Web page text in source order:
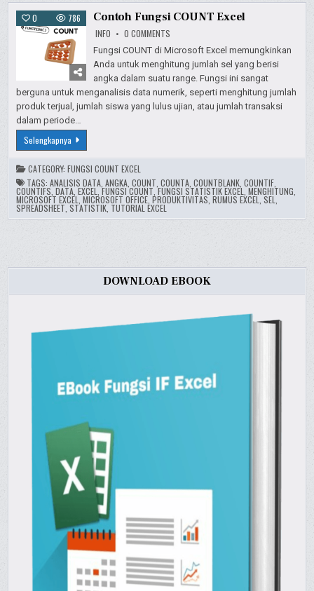
0 786 Contoh Fungsi COUNT Excel
INFO 0 COMMENTS
FUNGSI
EXCEL
Fungsi COUNT di Microsoft Excel memungkinkan
Anda untuk menghitung jumlah sel yang berisi
angka dalam suatu range. Fungsi ini sangat
berguna untuk menganalisis data numerik, seperti menghitung jumlah
produk terjual, jumlah siswa yang lulus ujian, atau jumlah transaksi
dalam periode…
Selengkapnya Contoh
Fungsi
COUNT
Excel
CATEGORY:FUNGSI COUNT EXCEL
TAGS:ANALISIS DATA ,ANGKA ,COUNT ,COUNTA ,COUNTBLANK ,COUNTIF
COUNTIFS ,DATA ,EXCEL ,FUNGSI COUNT ,FUNGSI STATISTIK EXCEL ,MENGHITUNG
MICROSOFT EXCEL ,MICROSOFT OFFICE ,PRODUKTIVITAS ,RUMUS EXCEL ,SEL
SPREADSHEET ,STATISTIK TUTORIAL EXCEL
DOWNLOAD EBOOK